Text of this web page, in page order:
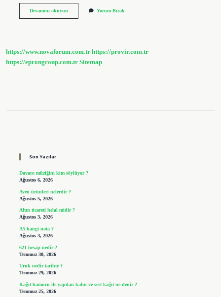
Devamını okuyunAç
Yorum Bırak
https://www.novaforum.com.tr https://provir.com.tr
https://eprongroup.com.tr Sitemap
Son Yazılar
Davaro müziğini kim söylüyor ?
Ağustos 6, 2026
Aven ürünleri nelerdir ?
Ağustos 5, 2026
Altın ticareti helal midir ?
Ağustos 3, 2026
A5 hangi nota ?
Ağustos 3, 2026
621 hesap nedir ?
Temmuz 30, 2026
Uruk nedir tarihte ?
Temmuz 29, 2026
Kağıt hamuru ile yapılan kalın ve sert kağıt ne denir ?
Temmuz 25, 2026